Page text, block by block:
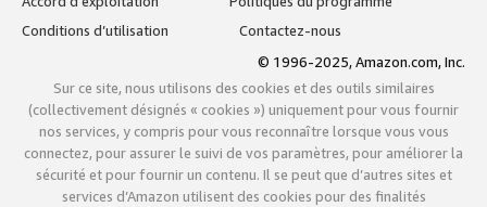
Conditions d’utilisation
Contactez-nous
© 1996-2025, Amazon.com, Inc.
Sur ce site, nous utilisons des cookies et des outils similaires
(collectivement désignés « cookies ») uniquement pour vous fournir
nos services, y compris pour vous reconnaître lorsque vous vous
connectez, pour assurer le suivi de vos paramètres, pour améliorer la
sécurité et pour fournir un contenu. Il se peut que d’autres sites et
services d’Amazon utilisent des cookies pour des finalités